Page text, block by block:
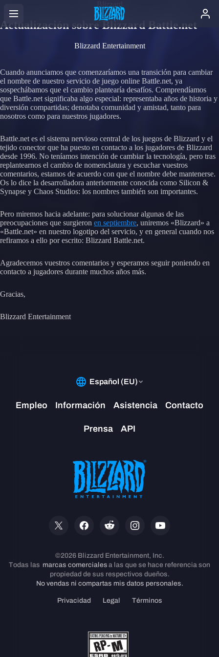
Actualización sobre Blizzard Battle.net
Blizzard Entertainment
Cuando anunciamos que comenzaríamos una transición para cambiar
el nombre de nuestro servicio de juego online Battle.net, ya
sospechábamos que el cambio plantearía desafíos. Comprendíamos
que Battle.net significaba algo especial: representaba años de historia y
diversión compartidas; denotaba comunidad y amistad, tanto para
nosotros como para nuestros jugadores.
Battle.net es el sistema nervioso central de los juegos de Blizzard y el
tejido conector que ha puesto en contacto a los jugadores de Blizzard
desde 1996. No teníamos intención de cambiar la tecnología, pero tras
replantearnos el cambio de nomenclatura y escuchar vuestros
comentarios, estamos de acuerdo con que el nombre debe mantenerse.
Os lo dice la desarrolladora anteriormente conocida como Silicon &
Synapse y Chaos Studios: los nombres también son importantes.
Pero miremos hacia adelante: para solucionar algunas de las
preocupaciones que surgieron en septiembre, uniremos «Blizzard» a
«Battle.net» en nuestro logotipo del servicio, y en general cuando nos
refiramos a ello por escrito: Blizzard Battle.net.
Agradecemos vuestros comentarios y esperamos seguir poniendo en
contacto a jugadores durante muchos años más.
Gracias,
Blizzard Entertainment